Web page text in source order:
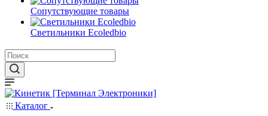
Сопутствующие товары
Светильники Ecoledbio
Каталог